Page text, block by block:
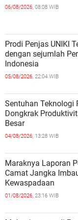
06/08/2026, 08:08 WIB
Prodi Penjas UNIKI
dengan sejumlah
Indonesia
05/08/2026, 22:04 WIB
Sentuhan Teknologi
Dongkrak
Besar
04/08/2026, 13:28 WIB
Maraknya Laporan
Camat Jangka
Kewaspadaan
01/08/2026, 23:16 WIB